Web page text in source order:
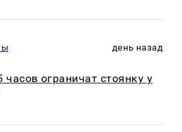
день назад
ограничат стоянку у